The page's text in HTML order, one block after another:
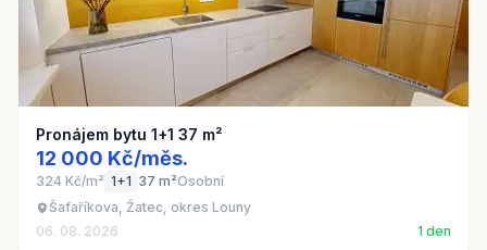
Pronájem bytu 1+1 37 m²
12 000 Kč/měs.
324 Kč/m² 1+1 37 m²Osobní
Šafaříkova, Žatec, okres Louny
06. 08. 2026
1 den